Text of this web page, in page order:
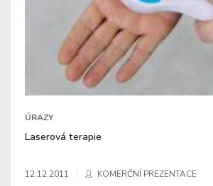
ÚRAZY
Laserová terapie
12.12.2011 KOMERČNÍ PREZENTACE